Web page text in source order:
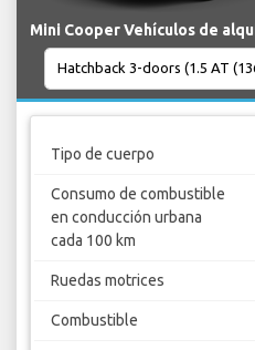
Mini Cooper Vehículos de
Tipo de cuerpo
Consumo de combustible
en conducción urbana
cada 100 km
Ruedas motrices
Combustible